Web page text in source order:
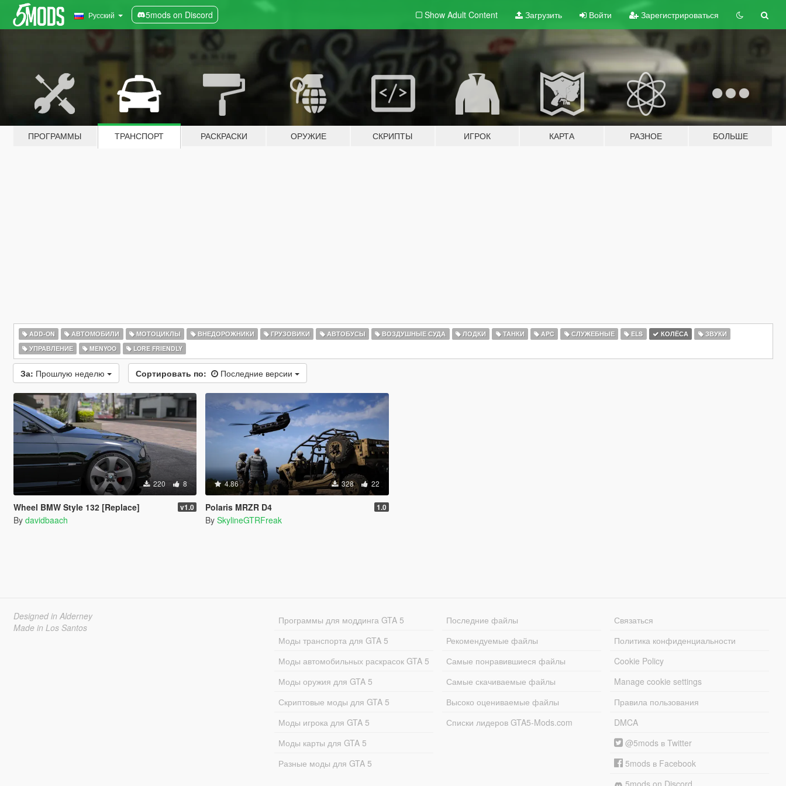
Русский 5mods on Discord Show Adult Content Загрузить Войти Зарегистрироваться
ПРОГРАММЫ ТРАНСПОРТ РАСКРАСКИ ОРУЖИЕ СКРИПТЫ ИГРОК КАРТА РАЗНОЕ БОЛЬШЕ
ADD-ON АВТОМОБИЛИ МОТОЦИКЛЫ ВНЕДОРОЖНИКИ ГРУЗОВИКИ АВТОБУСЫ ВОЗДУШНЫЕ СУДА ЛОДКИ ТАНКИ APC СЛУЖЕБНЫЕ ELS КОЛЁСА
ЗВУКИ
УПРАВЛЕНИЕ
MENYOO LORE FRIENDLY
За: Прошлую неделю Сортировать по: Последние версии
220 8
Wheel BMW Style 132 [Replace] v1.0
By davidbaach
4.86 328 22
Polaris MRZR D4 1.0
By SkylineGTRFreak
Designed in Alderney
Made in Los Santos
Программы для моддинга GTA 5
Моды транспорта для GTA 5
Моды автомобильных раскрасок GTA 5
Моды оружия для GTA 5
Скриптовые моды для GTA 5
Моды игрока для GTA 5
Моды карты для GTA 5
Разные моды для GTA 5
Последние файлы
Рекомендуемые файлы
Самые понравившиеся файлы
Самые скачиваемые файлы
Высоко оцениваемые файлы
Списки лидеров GTA5-Mods.com
Связаться
Политика конфиденциальности
Cookie Policy
Manage cookie settings
Правила пользования
DMCA
@5mods в Twitter
5mods в Facebook
5mods on Discord